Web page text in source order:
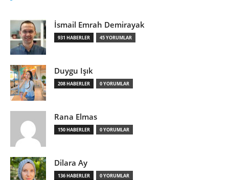
İsmail Emrah Demirayak
931 HABERLER 45 YORUMLAR
Duygu Işık
208 HABERLER 0 YORUMLAR
Rana Elmas
150 HABERLER 0 YORUMLAR
Dilara Ay
136 HABERLER 0 YORUMLAR